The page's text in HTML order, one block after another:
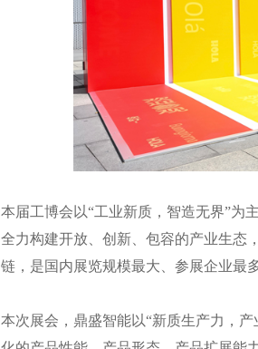
本届工博会以“工业新质，智造无界”为
全力构建开放、创新、包容的产业生态
链，是国内展览规模最大、参展企业最
本次展会，鼎盛智能以“新质生产力，产